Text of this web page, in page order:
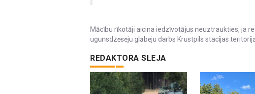
Mācību rīkotāji aicina iedzīvotājus neuztraukties, ja
ugunsdzēsēju glābēju darbs Krustpils stacijas
REDAKTORA SLEJA